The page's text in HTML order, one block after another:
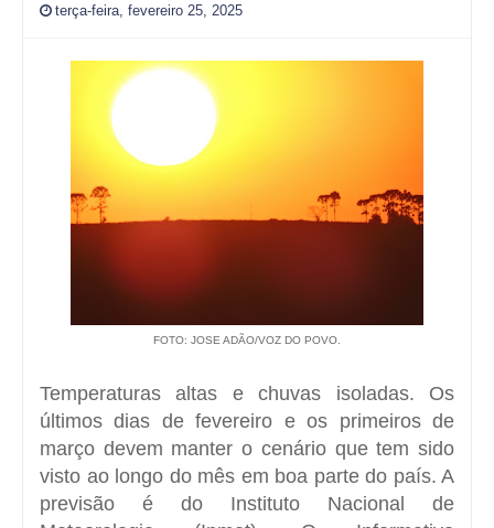
terça-feira, fevereiro 25, 2025
FOTO: JOSE ADÃO/VOZ DO POVO.
Temperaturas altas e chuvas isoladas. Os
últimos dias de fevereiro e os primeiros de
março devem manter o cenário que tem sido
visto ao longo do mês em boa parte do país. A
previsão é do Instituto Nacional de